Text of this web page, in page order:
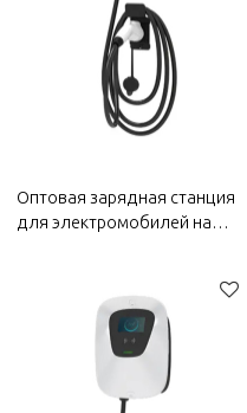
Оптовая зарядная станция
для электромобилей на
зарядка, безопасная и
надежная | Автозапчасти
для CHANGAN